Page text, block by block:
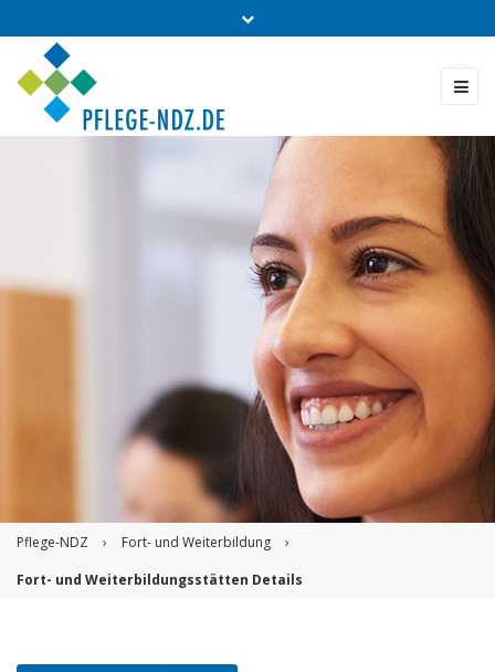
Pflege-NDZ › Fort- und Weiterbildung
›
Fort- und Weiterbildungsstätten Details